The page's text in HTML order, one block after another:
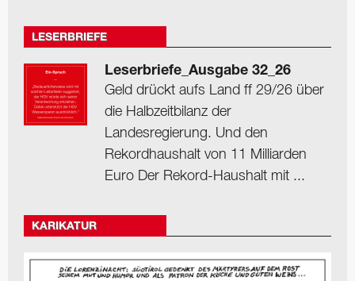
LESERBRIEFE
Leserbriefe_Ausgabe 32_26
Geld drückt aufs Land ff 29/26 über
die Halbzeitbilanz der
Landesregierung. Und den
Rekordhaushalt von 11 Milliarden
Euro Der Rekord-Haushalt mit ...
KARIKATUR